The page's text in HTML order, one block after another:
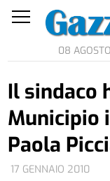
08
17 GENNAIO 2010
Il sindaco
Municipio
Paola